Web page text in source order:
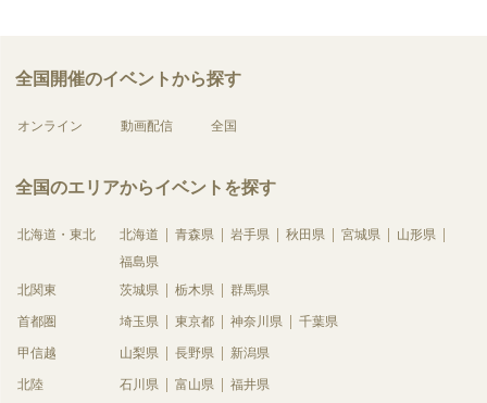
全国開催のイベントから探す
オンライン 動画配信 全国
全国のエリアからイベントを探す
北海道・東北 北海道 青森県 岩手県 秋田県 宮城県
山形県
福島県
北関東
茨城県 栃木県 群馬県
首都圏 埼玉県 東京都 神奈川県 千葉県
甲信越 山梨県 長野県 新潟県
北陸 石川県 富山県 福井県